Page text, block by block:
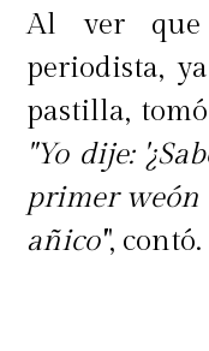
Al ver
periodista,
pastilla,
"Yo dije:
primer weón
añico'", contó.